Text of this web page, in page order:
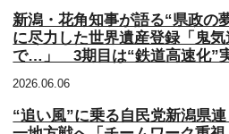
新潟・花角知事が語る“県政の
に尽力した世界遺産登録「鬼
で…」 3期目は“鉄道高速化”
2026.06.06
“追い風”に乗る自民党新潟県